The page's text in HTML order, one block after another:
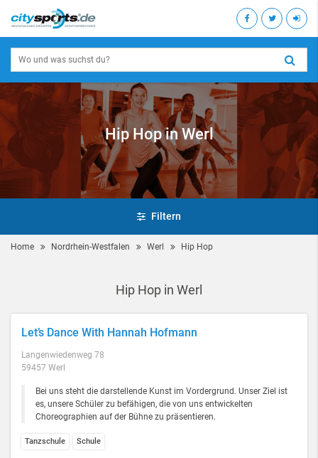
Hip Hop in Werl
Filtern
Home Nordrhein-Westfalen Werl Hip Hop
Hip Hop in Werl
Let’s Dance With Hannah Hofmann
Langenwiedenweg 78
59457 Werl
Bei uns steht die darstellende Kunst im Vordergrund. Unser Ziel ist
es, unsere Schüler zu befähigen, die von uns entwickelten
Choreographien auf der Bühne zu präsentieren.
Tanzschule Schule